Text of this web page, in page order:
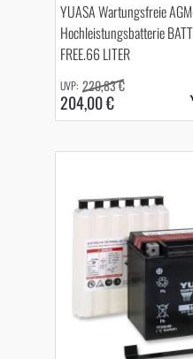
YUASA Wartungsfreie
Hochleistungsbatterie
FREE.66 LITER
204,00 €
220,83 €